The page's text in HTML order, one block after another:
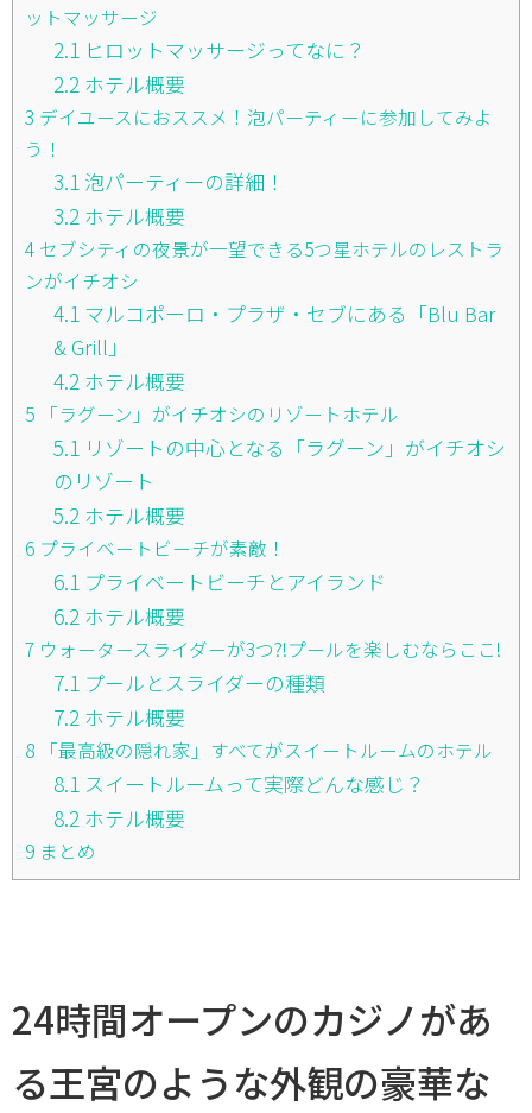
ットマッサージ
2.1 ヒロットマッサージってなに？
2.2 ホテル概要
3 デイユースにおススメ！泡パーティーに参加してみよ
う！
3.1 泡パーティーの詳細！
3.2 ホテル概要
4 セブシティの夜景が一望できる5つ星ホテルのレストラ
ンがイチオシ
4.1 マルコポーロ・プラザ・セブにある「Blu Bar
& Grill」
4.2 ホテル概要
5 「ラグーン」がイチオシのリゾートホテル
5.1 リゾートの中心となる「ラグーン」がイチオシ
のリゾート
5.2 ホテル概要
6 プライベートビーチが素敵！
6.1 プライベートビーチとアイランド
6.2 ホテル概要
7 ウォータースライダーが3つ?!プールを楽しむならここ!
7.1 プールとスライダーの種類
7.2 ホテル概要
8 「最高級の隠れ家」すべてがスイートルームのホテル
8.1 スイートルームって実際どんな感じ？
8.2 ホテル概要
9 まとめ
24時間オープンのカジノがあ
る王宮のような外観の豪華な